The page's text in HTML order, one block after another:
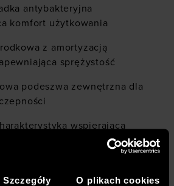
Szczegóły O plikach cookies
antybakteryjna
komfort użytkowania
z amortyzacją
sprężystość
podeszwa zewnętrzna dla
wspierająca